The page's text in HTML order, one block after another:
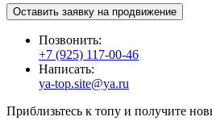
Оставить заявку на продвижение
Позвонить:
+7 (925) 117-00-46
Написать:
ya-top.site@ya.ru
Приблизьтесь к топу и получите